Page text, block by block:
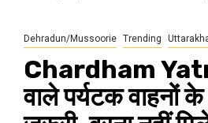
Dehradun/Mussoorie Trending
Chardham
वाले पर्यटक वाहनों के